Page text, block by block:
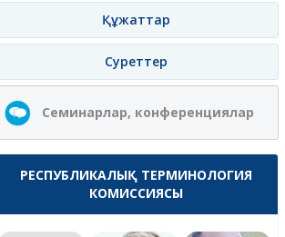
Құжаттар
Суреттер
Семинарлар, конференциялар
РЕСПУБЛИКАЛЫҚ ТЕРМИНОЛОГИЯ
КОМИССИЯСЫ